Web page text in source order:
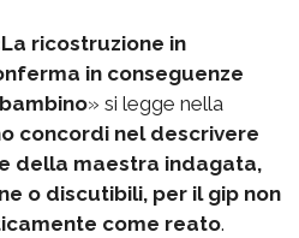
La ricostruzione in
in conseguenze
» si legge nella
concordi nel descrivere
della maestra indagata,
o discutibili, per il gip non
come reato.